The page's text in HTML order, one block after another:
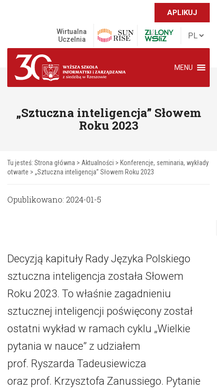
APLIKUJ
Wirtualna
Uczelnia
MENU
„Sztuczna inteligencja” Słowem
Roku 2023
Tu jesteś: Strona główna > Aktualności > Konferencje, seminaria, wykłady
otwarte > „Sztuczna inteligencja” Słowem Roku 2023
Opublikowano: 2024-01-5
Decyzją kapituły Rady Języka Polskiego
sztuczna inteligencja została Słowem
Roku 2023. To właśnie zagadnieniu
sztucznej inteligencji poświęcony został
ostatni wykład w ramach cyklu „Wielkie
pytania w nauce” z udziałem
prof. Ryszarda Tadeusiewicza
oraz prof. Krzysztofa Zanussiego. Pytanie